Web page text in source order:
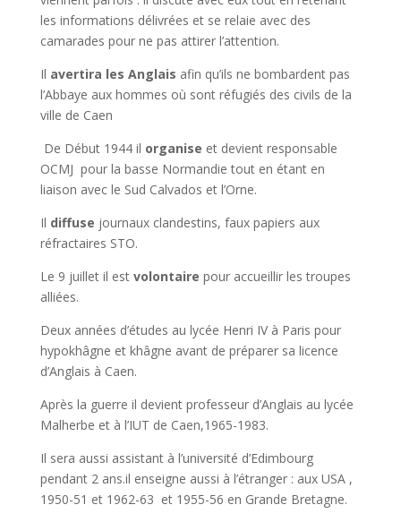
les informations délivrées et se relaie avec des
camarades pour ne pas attirer l’attention.
Il avertira les Anglais afin qu’ils ne bombardent pas
l’Abbaye aux hommes où sont réfugiés des civils de la
ville de Caen
De Début 1944 il organise et devient responsable
OCMJ pour la basse Normandie tout en étant en
liaison avec le Sud Calvados et l’Orne.
Il diffuse journaux clandestins, faux papiers aux
réfractaires STO.
Le 9 juillet il est volontaire pour accueillir les troupes
alliées.
Deux années d’études au lycée Henri IV à Paris pour
hypokhâgne et khâgne avant de préparer sa licence
d’Anglais à Caen.
Après la guerre il devient professeur d’Anglais au lycée
Malherbe et à l’IUT de Caen,1965-1983.
Il sera aussi assistant à l’université d’Edimbourg
pendant 2 ans.il enseigne aussi à l’étranger : aux USA ,
1950-51 et 1962-63 et 1955-56 en Grande Bretagne.